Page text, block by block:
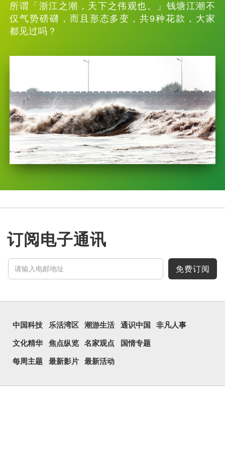
所谓「浙江之潮，天下之伟观也。」钱塘江潮不
仅气势磅礴，而且形态多变，共9种花款，大家
都见过吗？
订阅电子通讯
免费订阅
中国科技 乐活湾区 潮游生活 通识中国 非凡人事
文化精华 焦点纵览 名家观点 国情专题
每周主题 最新影片 最新活动